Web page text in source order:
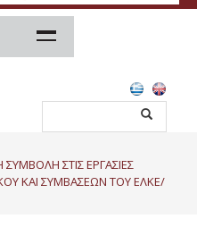
ΣΤΙΣ ΕΡΓΑΣΙΕΣ
ΚΑΙ ΣΥΜΒΑΣΕΩΝ ΤΟΥ ΕΛΚΕ/